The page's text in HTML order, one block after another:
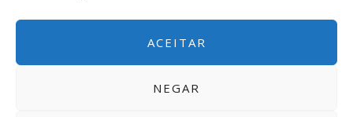
ACEITAR
NEGAR